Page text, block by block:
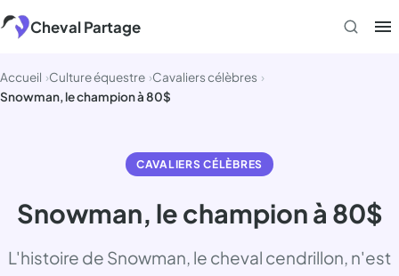
Aller
au
Cheval Partage
Accueil Culture équestre Cavaliers célèbres
Snowman, le champion à 80$
CAVALIERS CÉLÈBRES
Snowman, le champion à 80$
L'histoire de Snowman, le cheval cendrillon, n'est